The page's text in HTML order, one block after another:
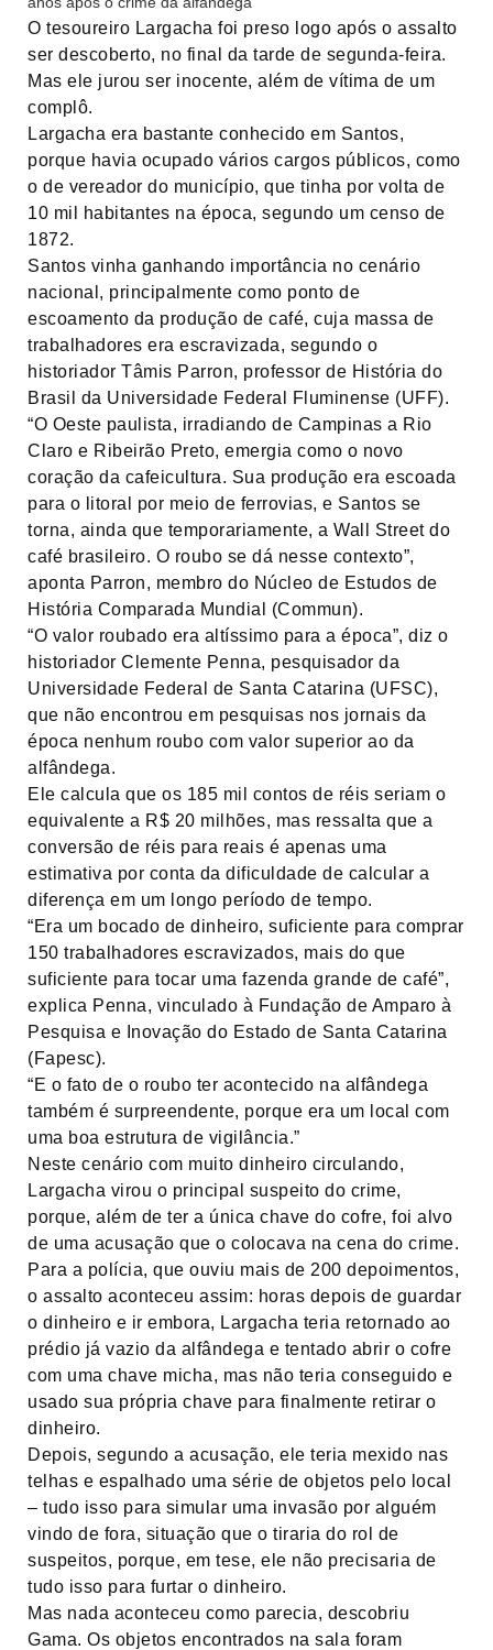
O tesoureiro Largacha foi preso logo após o assalto
ser descoberto, no final da tarde de segunda-feira.
Mas ele jurou ser inocente, além de vítima de um
complô.
Largacha era bastante conhecido em Santos,
porque havia ocupado vários cargos públicos, como
o de vereador do município, que tinha por volta de
10 mil habitantes na época, segundo um censo de
1872.
Santos vinha ganhando importância no cenário
nacional, principalmente como ponto de
escoamento da produção de café, cuja massa de
trabalhadores era escravizada, segundo o
historiador Tâmis Parron, professor de História do
Brasil da Universidade Federal Fluminense (UFF).
“O Oeste paulista, irradiando de Campinas a Rio
Claro e Ribeirão Preto, emergia como o novo
coração da cafeicultura. Sua produção era escoada
para o litoral por meio de ferrovias, e Santos se
torna, ainda que temporariamente, a Wall Street do
café brasileiro. O roubo se dá nesse contexto”,
aponta Parron, membro do Núcleo de Estudos de
História Comparada Mundial (Commun).
“O valor roubado era altíssimo para a época”, diz o
historiador Clemente Penna, pesquisador da
Universidade Federal de Santa Catarina (UFSC),
que não encontrou em pesquisas nos jornais da
época nenhum roubo com valor superior ao da
alfândega.
Ele calcula que os 185 mil contos de réis seriam o
equivalente a R$ 20 milhões, mas ressalta que a
conversão de réis para reais é apenas uma
estimativa por conta da dificuldade de calcular a
diferença em um longo período de tempo.
“Era um bocado de dinheiro, suficiente para comprar
150 trabalhadores escravizados, mais do que
suficiente para tocar uma fazenda grande de café”,
explica Penna, vinculado à Fundação de Amparo à
Pesquisa e Inovação do Estado de Santa Catarina
(Fapesc).
“E o fato de o roubo ter acontecido na alfândega
também é surpreendente, porque era um local com
uma boa estrutura de vigilância.”
Neste cenário com muito dinheiro circulando,
Largacha virou o principal suspeito do crime,
porque, além de ter a única chave do cofre, foi alvo
de uma acusação que o colocava na cena do crime.
Para a polícia, que ouviu mais de 200 depoimentos,
o assalto aconteceu assim: horas depois de guardar
o dinheiro e ir embora, Largacha teria retornado ao
prédio já vazio da alfândega e tentado abrir o cofre
com uma chave micha, mas não teria conseguido e
usado sua própria chave para finalmente retirar o
dinheiro.
Depois, segundo a acusação, ele teria mexido nas
telhas e espalhado uma série de objetos pelo local
– tudo isso para simular uma invasão por alguém
vindo de fora, situação que o tiraria do rol de
suspeitos, porque, em tese, ele não precisaria de
tudo isso para furtar o dinheiro.
Mas nada aconteceu como parecia, descobriu
Gama. Os objetos encontrados na sala foram